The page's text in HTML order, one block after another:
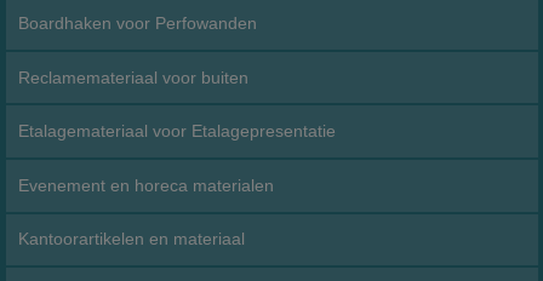
Boardhaken voor Perfowanden
Reclamemateriaal voor buiten
Etalagemateriaal voor Etalagepresentatie
Evenement en horeca materialen
Kantoorartikelen en materiaal